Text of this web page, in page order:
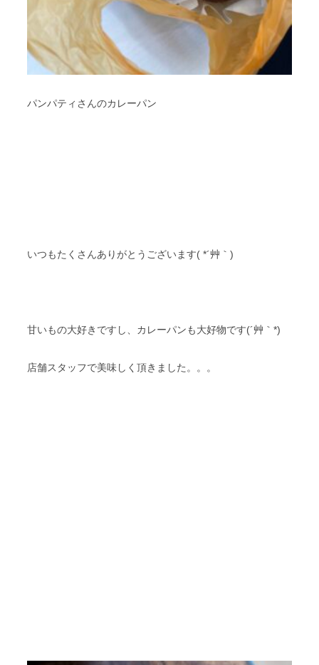
パンパティさんのカレーパン
いつもたくさんありがとうございます( *´艸｀)
甘いもの大好きですし、カレーパンも大好物です(´艸｀*)
店舗スタッフで美味しく頂きました。。。